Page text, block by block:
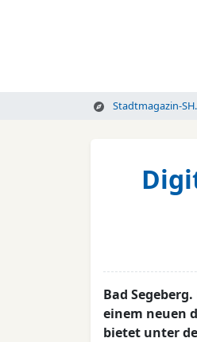
Stadtmagazin-
Bad
einem neuen
bietet unter